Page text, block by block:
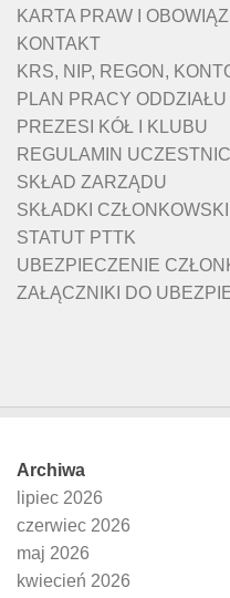
KARTA PRAW I
KONTAKT
KRS, NIP, REGON,
PLAN PRACY
PREZESI KÓŁ I KLUBU
REGULAMIN
SKŁAD ZARZĄDU
SKŁADKI
STATUT PTTK
UBEZPIECZENIE
ZAŁĄCZNIKI DO
Archiwa
lipiec 2026
czerwiec 2026
maj 2026
kwiecień 2026